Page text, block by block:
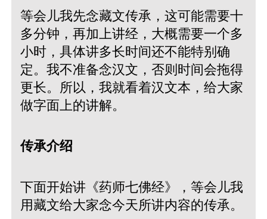
等会儿我先念藏文传承，这可能需要十
多分钟，再加上讲经，大概需要一个多
小时，具体讲多长时间还不能特别确
定。我不准备念汉文，否则时间会拖得
更长。所以，我就看着汉文本，给大家
做字面上的讲解。
传承介绍
下面开始讲《药师七佛经》，等会儿我
用藏文给大家念今天所讲内容的传承。